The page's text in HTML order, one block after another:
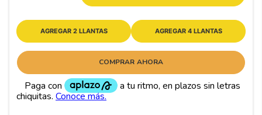
AGREGAR 2 LLANTAS AGREGAR 4 LLANTAS
COMPRAR AHORA